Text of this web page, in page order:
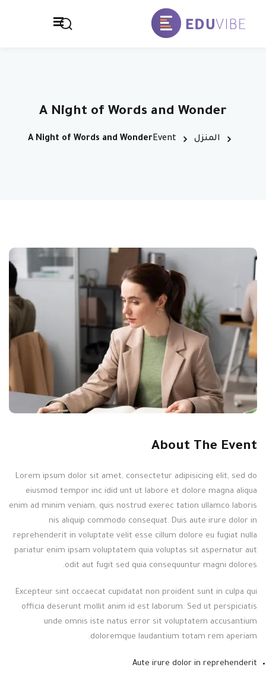
A Night of Words and Wonder
المنزل Event
A Night of Words and Wonder
About The Event
Lorem ipsum dolor sit amet, consectetur adipisicing elit, sed do
eiusmod tempor inc idid unt ut labore et dolore magna aliqua
enim ad minim veniam, quis nostrud exerec tation ullamco laboris
nis aliquip commodo consequat. Duis aute irure dolor in
reprehenderit in voluptate velit esse cillum dolore eu fugiat nulla
pariatur enim ipsam voluptatem quia voluptas sit aspernatur aut
odit aut fugit sed quia consequuntur magni dolores.
Excepteur sint occaecat cupidatat non proident sunt in culpa qui
officia deserunt mollit anim id est laborum. Sed ut perspiciatis
unde omnis iste natus error sit voluptatem accusantium
doloremque laudantium totam rem aperiam.
Aute irure dolor in reprehenderit
تسجيل الدخول التوقيع